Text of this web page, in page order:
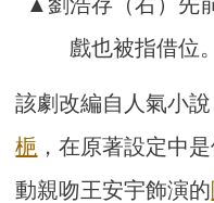
▲劉浩存（右）先
戲也被指借位
該劇改編自人氣小
梔 ，在原著設定中
動親吻王安宇飾演的